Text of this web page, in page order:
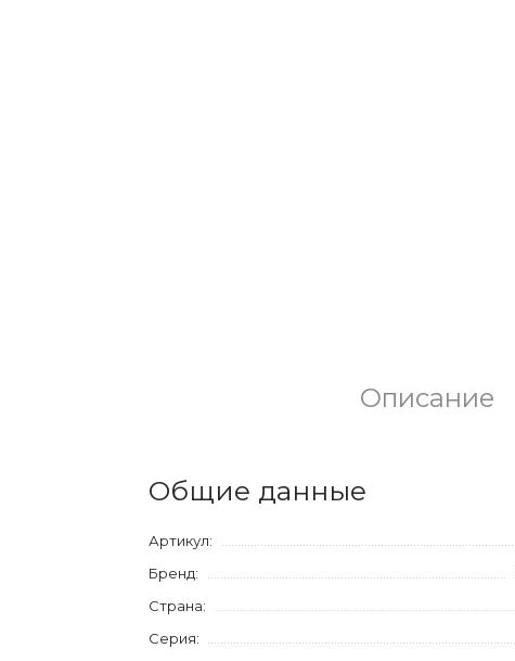
Описание
Общие данные
Артикул:
Бренд:
Страна:
Серия: